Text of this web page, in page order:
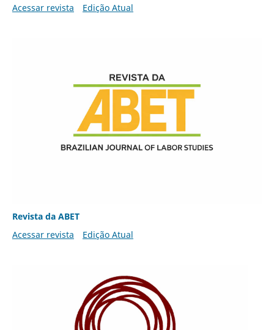
Acessar revista Edição Atual
Revista da ABET
Acessar revista
Edição Atual